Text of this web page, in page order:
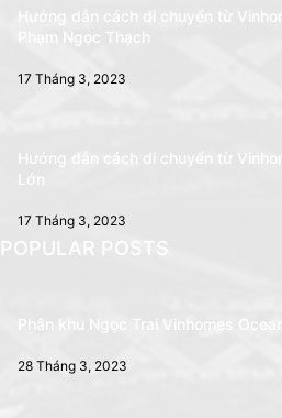
Hướng dẫn cách di chuyển từ
Phạm Ngọc Thạch
17 Tháng 3, 2023
Hướng dẫn cách di chuyển từ
Lớn
17 Tháng 3, 2023
POPULAR POSTS
Phân khu Ngọc Trai Vinhomes
28 Tháng 3, 2023